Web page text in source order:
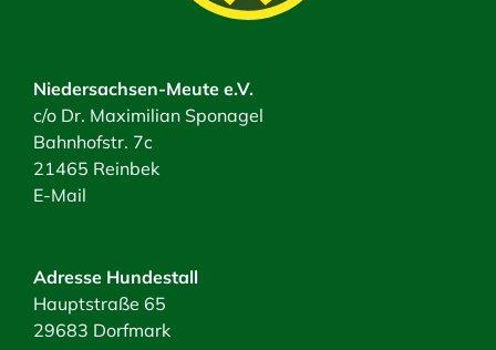
Niedersachsen-Meute e.V.
c/o Dr. Maximilian Sponagel
Bahnhofstr. 7c
21465 Reinbek
E-Mail
Adresse Hundestall
Hauptstraße 65
29683 Dorfmark